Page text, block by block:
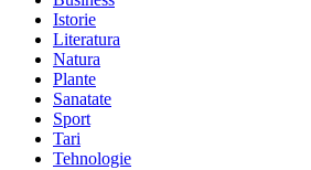
Istorie
Literatura
Natura
Plante
Sanatate
Sport
Tari
Tehnologie